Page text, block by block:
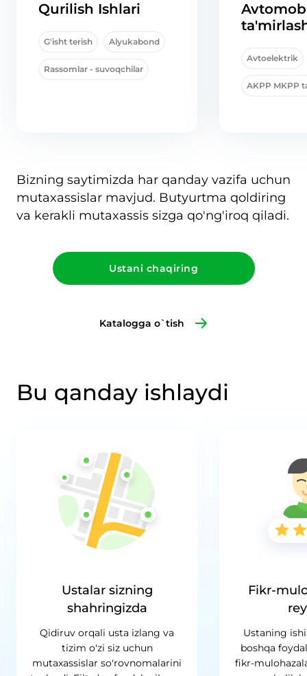
Qurilish Ishlari
G'isht terish Alyukabond
Rassomlar - suvoqchilar
Avtoelektrik
AKPP MKPP
Bizning saytimizda har qanday vazifa uchun
mutaxassislar mavjud. Butyurtma qoldiring
va kerakli mutaxassis sizga qo'ng'iroq qiladi.
Ustani chaqiring
Katalogga o`tish
Bu qanday ishlaydi
Ustalar sizning
shahringizda
Qidiruv orqali usta izlang va
tizim o'zi siz uchun
mutaxassislar so'rovnomalarini
Fikr-
Ustaning
boshqa
fikr-